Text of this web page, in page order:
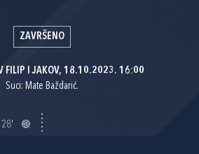
ZAVRŠENO
FILIP I JAKOV, 18.10.2023. 16:00
Suci: Mate Baždarić.
28'